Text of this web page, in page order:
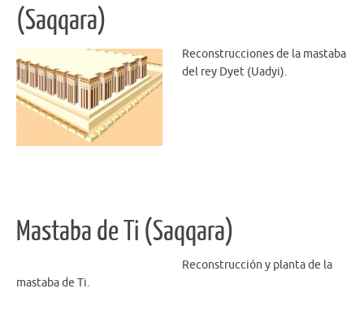
(Saqqara)
Reconstrucciones de la mastaba
del rey Dyet (Uadyi).
Mastaba de Ti (Saqqara)
Reconstrucción y planta de la
mastaba de Ti.